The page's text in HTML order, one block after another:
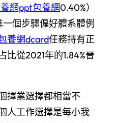
網ppt包養網0.40%）
個步驟偏好體系體例
養網dcard任務持有正
比從2021年的1.84%晉
擇業選擇都相當不
人工作選擇是每小我